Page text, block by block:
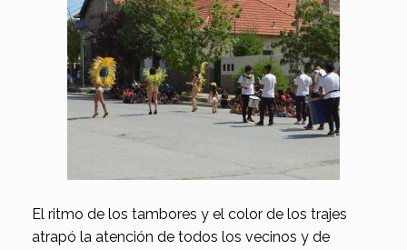
El ritmo de los tambores y el color de los trajes
atrapó la atención de todos los vecinos y de